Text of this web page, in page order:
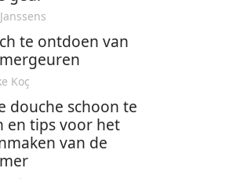
te ontdoen van
Koç
douche schoon te
en tips voor het
van de